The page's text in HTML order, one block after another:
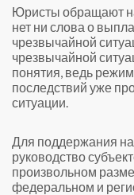
Юристы обращают
нет ни слова о
чрезвычайной
чрезвычайной
понятия, ведь
последствий уже
ситуации.
Для поддержания
руководство
произвольном
федеральном и